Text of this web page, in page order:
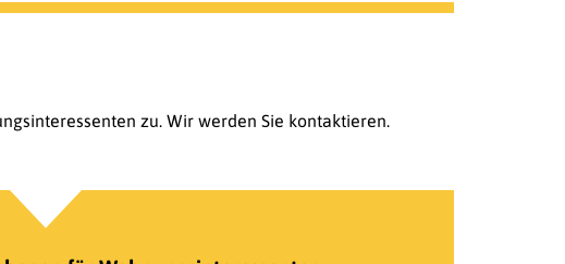
zu. Wir werden Sie kontaktieren.